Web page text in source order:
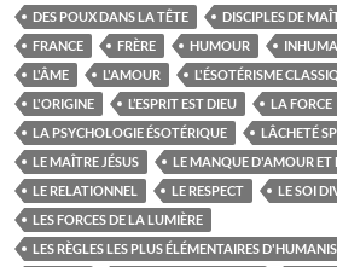
DES POUX DANS LA TÊTE
DISCIPLES DE
FRANCE
FRÈRE HUMOUR
L'ÂME
L'AMOUR L'ÉSOTÉRISME
L'ORIGINE
L’ESPRIT EST DIEU LA FORCE
LA PSYCHOLOGIE ÉSOTÉRIQUE
LÂCHETÉ
LE MAÎTRE JÉSUS
LE MANQUE D'AMOUR ET
LE RELATIONNEL
LE RESPECT LE SOI
LES FORCES DE LA LUMIÈRE
LES RÈGLES LES PLUS ÉLÉMENTAIRES